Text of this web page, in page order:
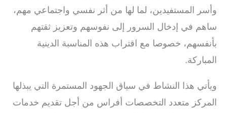
وأسر المستفيدين، لما لها من أثر نفسي واجتماعي مهم،
ساهم في إدخال السرور إلى نفوسهم وتعزيز ثقتهم
بأنفسهم، خصوصا مع اقتراب هذه المناسبة الدينية
المباركة.
ويأتي هذا النشاط في سياق الجهود المستمرة التي يبذلها
المركز متعدد التخصصات أفراس من أجل تقديم خدمات